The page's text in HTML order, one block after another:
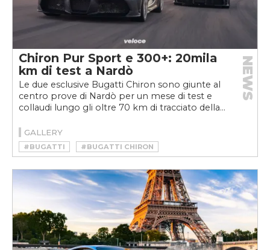
Chiron Pur Sport e 300+: 20mila
km di test a Nardò
Le due esclusive Bugatti Chiron sono giunte al
centro prove di Nardò per un mese di test e
collaudi lungo gli oltre 70 km di tracciato della...
NEWS
GALLERY
#BUGATTI
#BUGATTI CHIRON
#BUGATTI CHIRON PUR SPORT
#BUGATTI CHIRON SUPER SPORT 300+
#CHIRON
#CHIRON PUR SPORT
#CHIRON SUPER SPORT 300+